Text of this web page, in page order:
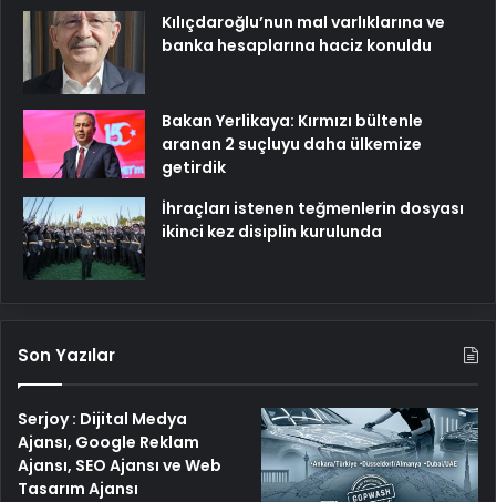
Kılıçdaroğlu’nun mal varlıklarına ve
banka hesaplarına haciz konuldu
Bakan Yerlikaya: Kırmızı bültenle
aranan 2 suçluyu daha ülkemize
getirdik
İhraçları istenen teğmenlerin dosyası
ikinci kez disiplin kurulunda
Son Yazılar
Serjoy : Dijital Medya
Ajansı, Google Reklam
Ajansı, SEO Ajansı ve Web
Tasarım Ajansı